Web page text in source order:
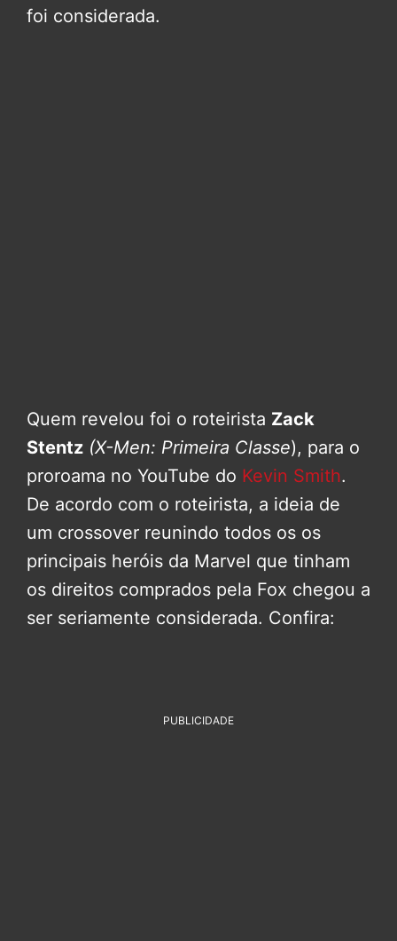
foi considerada.
Quem revelou foi o roteirista Zack
Stentz (X-Men: Primeira Classe), para o
proroama no YouTube do Kevin Smith.
De acordo com o roteirista, a ideia de
um crossover reunindo todos os os
principais heróis da Marvel que tinham
os direitos comprados pela Fox chegou a
ser seriamente considerada. Confira:
PUBLICIDADE